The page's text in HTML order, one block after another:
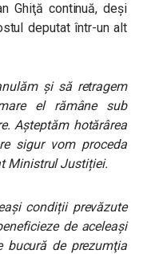
Ghiţă continuă, deși
deputat într-un alt
și să retragem
el rămâne sub
Așteptăm hotărârea
sigur vom proceda
Ministrul Justiției.
condiții prevăzute
de aceleaşi
bucură de prezumţia